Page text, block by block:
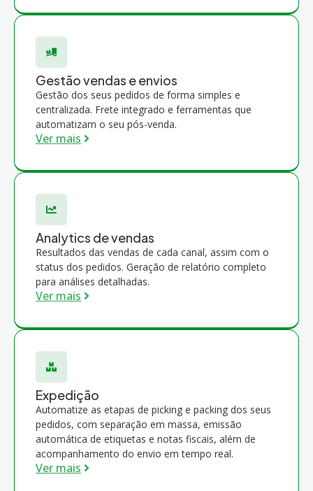
Gestão vendas e envios
Gestão dos seus pedidos de forma simples e
centralizada. Frete integrado e ferramentas que
automatizam o seu pós-venda.
Ver mais
Analytics de vendas
Resultados das vendas de cada canal, assim com o
status dos pedidos. Geração de relatório completo
para análises detalhadas.
Ver mais
Expedição
Automatize as etapas de picking e packing dos seus
pedidos, com separação em massa, emissão
automática de etiquetas e notas fiscais, além de
acompanhamento do envio em tempo real.
Ver mais